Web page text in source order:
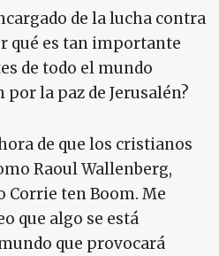
de la lucha contra
qué es tan importante
de todo el mundo
la paz de Jerusalén?
de que los cristianos
Raoul Wallenberg,
Corrie ten Boom. Me
que algo se está
que provocará